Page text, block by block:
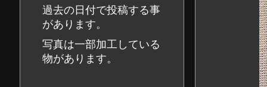
過去の日付で投稿する事
があります。
写真は一部加工している
物があります。